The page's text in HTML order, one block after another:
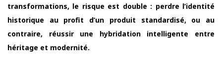
transformations, le risque est double : perdre l’identité
historique au profit d’un produit standardisé, ou au
contraire, réussir une hybridation intelligente entre
héritage et modernité.